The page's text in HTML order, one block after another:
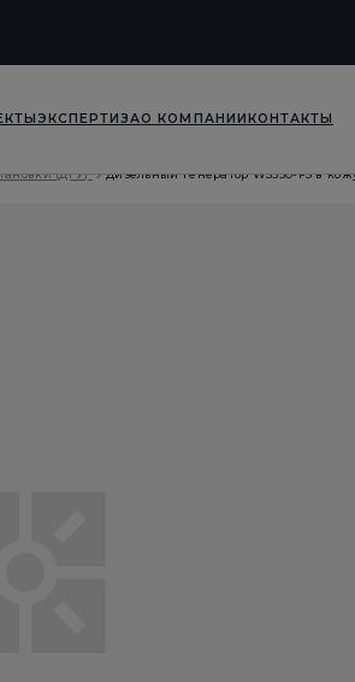
ЭКСПЕРТИЗАО КОМПАНИИ КОНТАКТЫ
(ДГУ) Дизельный генератор WS330-PS в